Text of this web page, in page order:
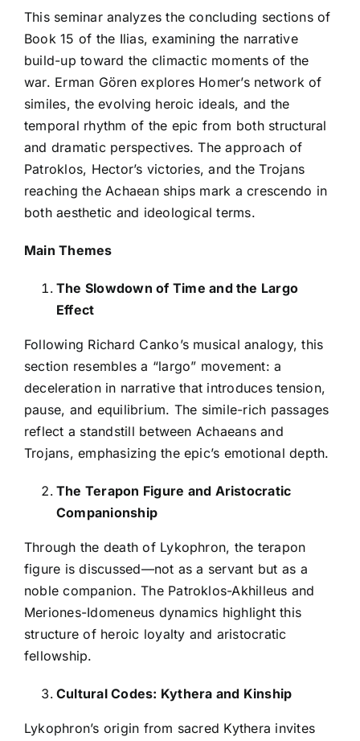
This seminar analyzes the concluding sections of
Book 15 of the Ilias, examining the narrative
build-up toward the climactic moments of the
war. Erman Gören explores Homer’s network of
similes, the evolving heroic ideals, and the
temporal rhythm of the epic from both structural
and dramatic perspectives. The approach of
Patroklos, Hector’s victories, and the Trojans
reaching the Achaean ships mark a crescendo in
both aesthetic and ideological terms.
Main Themes
The Slowdown of Time and the Largo
Effect
Following Richard Canko’s musical analogy, this
section resembles a “largo” movement: a
deceleration in narrative that introduces tension,
pause, and equilibrium. The simile-rich passages
reflect a standstill between Achaeans and
Trojans, emphasizing the epic’s emotional depth.
The Terapon Figure and Aristocratic
Companionship
Through the death of Lykophron, the terapon
figure is discussed—not as a servant but as a
noble companion. The Patroklos-Akhilleus and
Meriones-Idomeneus dynamics highlight this
structure of heroic loyalty and aristocratic
fellowship.
Cultural Codes: Kythera and Kinship
Lykophron’s origin from sacred Kythera invites